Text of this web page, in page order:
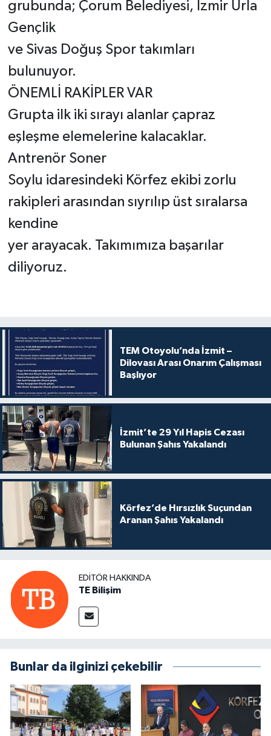
grubunda; Çorum Belediyesi, İzmir Urla
Gençlik
ve Sivas Doğuş Spor takımları
bulunuyor.
ÖNEMLİ RAKİPLER VAR
Grupta ilk iki sırayı alanlar çapraz
eşleşme elemelerine kalacaklar.
Antrenör Soner
Soylu idaresindeki Körfez ekibi zorlu
rakipleri arasından sıyrılıp üst sıralarsa
kendine
yer arayacak. Takımımıza başarılar
diliyoruz.
TEM Otoyolu’nda İzmit –
Dilovası Arası Onarım Çalışması
Başlıyor
İzmit’te 29 Yıl Hapis Cezası
Bulunan Şahıs Yakalandı
Körfez’de Hırsızlık Suçundan
Aranan Şahıs Yakalandı
EDITÖR HAKKINDA
TE Bilişim
Bunlar da ilginizi çekebilir